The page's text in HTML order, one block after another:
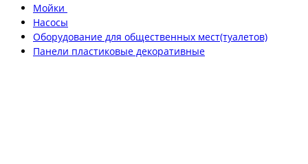
Мойки
Насосы
Оборудование для общественных мест(туалетов)
Панели пластиковые декоративные